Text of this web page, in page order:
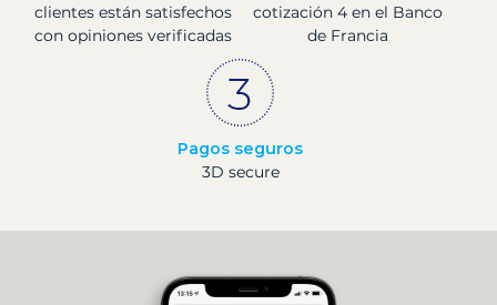
clientes están satisfechos
con opiniones verificadas
cotización 4 en el Banco
de Francia
Pagos seguros
3D secure